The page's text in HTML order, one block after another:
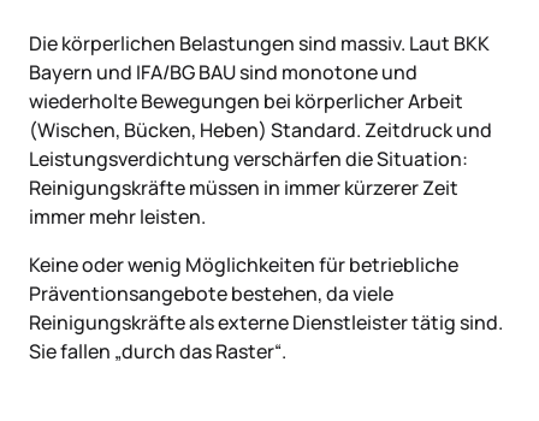
Die körperlichen Belastungen sind massiv. Laut BKK
Bayern und IFA/BG BAU sind monotone und
wiederholte Bewegungen bei körperlicher Arbeit
(Wischen, Bücken, Heben) Standard. Zeitdruck und
Leistungsverdichtung verschärfen die Situation:
Reinigungskräfte müssen in immer kürzerer Zeit
immer mehr leisten.
Keine oder wenig Möglichkeiten für betriebliche
Präventionsangebote bestehen, da viele
Reinigungskräfte als externe Dienstleister tätig sind.
Sie fallen „durch das Raster“.